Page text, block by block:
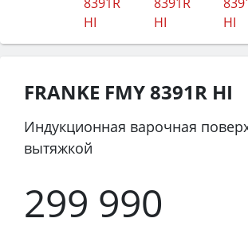
FRANKE FMY 8391R HI
Индукционная варочная
вытяжкой
299 990